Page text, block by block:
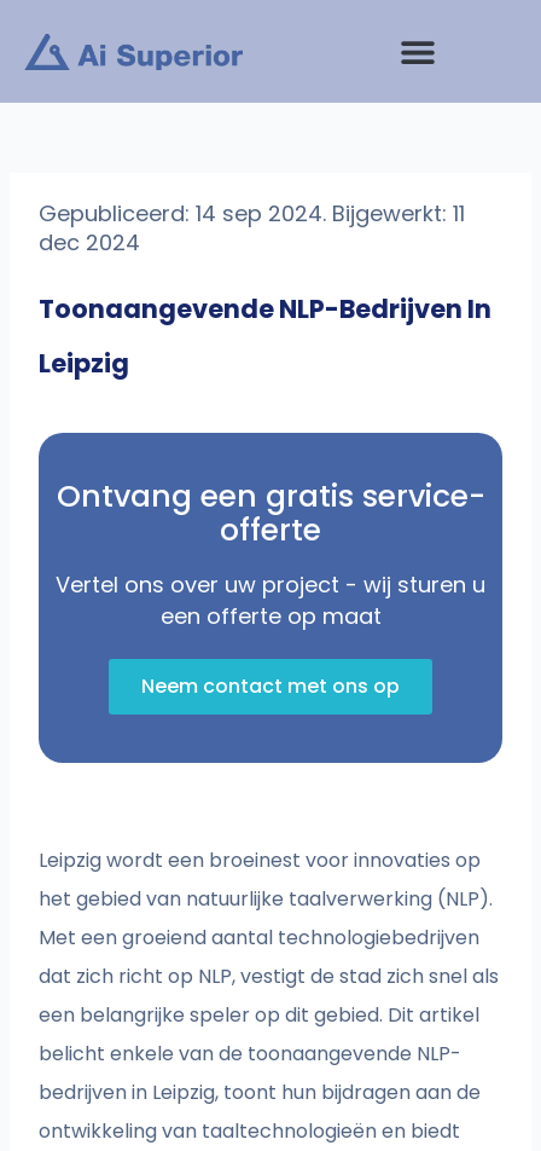
inhoud
Gepubliceerd: 14 sep 2024. Bijgewerkt: 11
dec 2024
Toonaangevende NLP-Bedrijven In
Leipzig
Ontvang een gratis service-
offerte
Vertel ons over uw project - wij sturen u
een offerte op maat
Neem contact met ons op
Leipzig wordt een broeinest voor innovaties op
het gebied van natuurlijke taalverwerking (NLP).
Met een groeiend aantal technologiebedrijven
dat zich richt op NLP, vestigt de stad zich snel als
een belangrijke speler op dit gebied. Dit artikel
belicht enkele van de toonaangevende NLP-
bedrijven in Leipzig, toont hun bijdragen aan de
ontwikkeling van taaltechnologieën en biedt